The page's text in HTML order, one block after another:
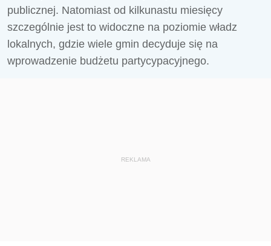
publicznej. Natomiast od kilkunastu miesięcy
szczególnie jest to widoczne na poziomie władz
lokalnych, gdzie wiele gmin decyduje się na
wprowadzenie budżetu partycypacyjnego.
REKLAMA